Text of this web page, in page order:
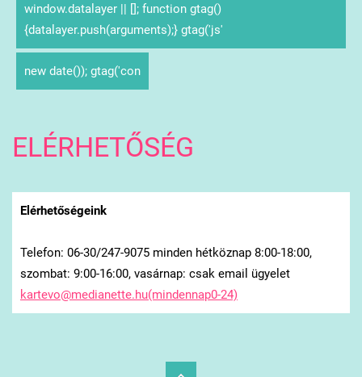
window.datalayer || []; function gtag()
{datalayer.push(arguments);} gtag('js'
new date()); gtag('con
ELÉRHETŐSÉG
Elérhetőségeink
Telefon: 06-30/247-9075 minden hétköznap 8:00-18:00,
szombat: 9:00-16:00, vasárnap: csak email ügyelet
kartevo@medianette.hu(mindennap0-24)